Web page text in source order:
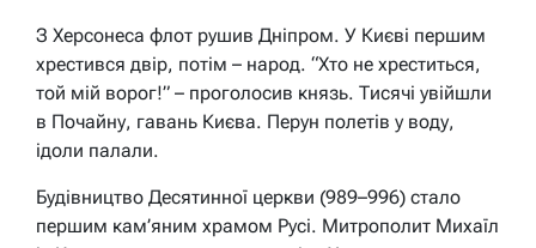
З Херсонеса флот рушив Дніпром. У Києві першим
хрестився двір, потім – народ. “Хто не хреститься,
той мій ворог!” – проголосив князь. Тисячі увійшли
в Почайну, гавань Києва. Перун полетів у воду,
ідоли палали.
Будівництво Десятинної церкви (989–996) стало
першим кам’яним храмом Русі. Митрополит Михаїл